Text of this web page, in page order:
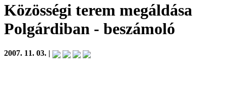
Közösségi terem megáldása
Polgárdiban - beszámoló
2007. 11. 03. |